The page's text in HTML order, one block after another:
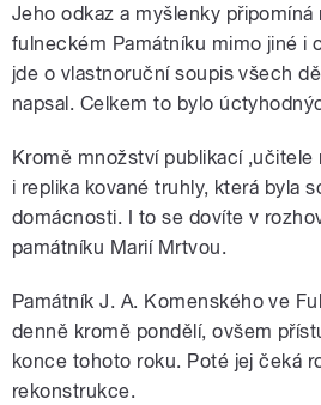
Jeho odkaz a myšlenky
fulneckém Památníku mimo jiné i
jde o vlastnoruční soupis všech
napsal. Celkem to bylo
Kromě množství publikací ‚učitele
i replika kované truhly, která byla
domácnosti. I to se dovíte v
památníku Marií Mrtvou.
Památník J. A. Komenského ve
denně kromě pondělí, ovšem
konce tohoto roku. Poté jej čeká
rekonstrukce.